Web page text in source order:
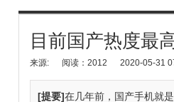
目前国产热度最
来源: 阅读：2012 2020-05-31
[提要]在几年前，国产手机就